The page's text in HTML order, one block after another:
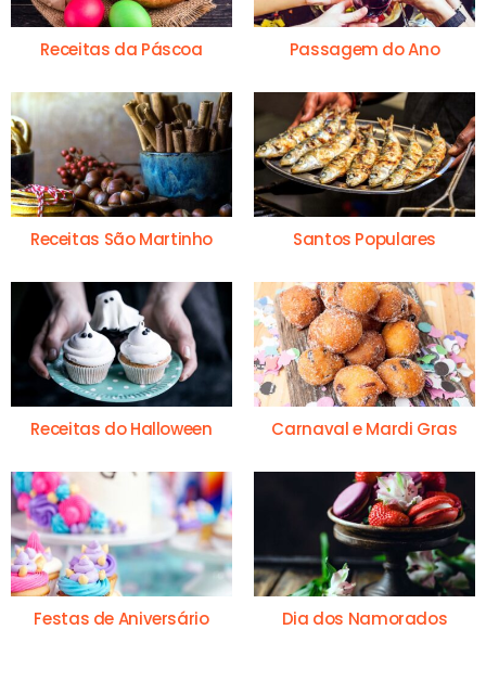
Receitas da Páscoa Passagem do Ano
Receitas São Martinho Santos Populares
Receitas do Halloween Carnaval e Mardi Gras
Festas de Aniversário Dia dos Namorados